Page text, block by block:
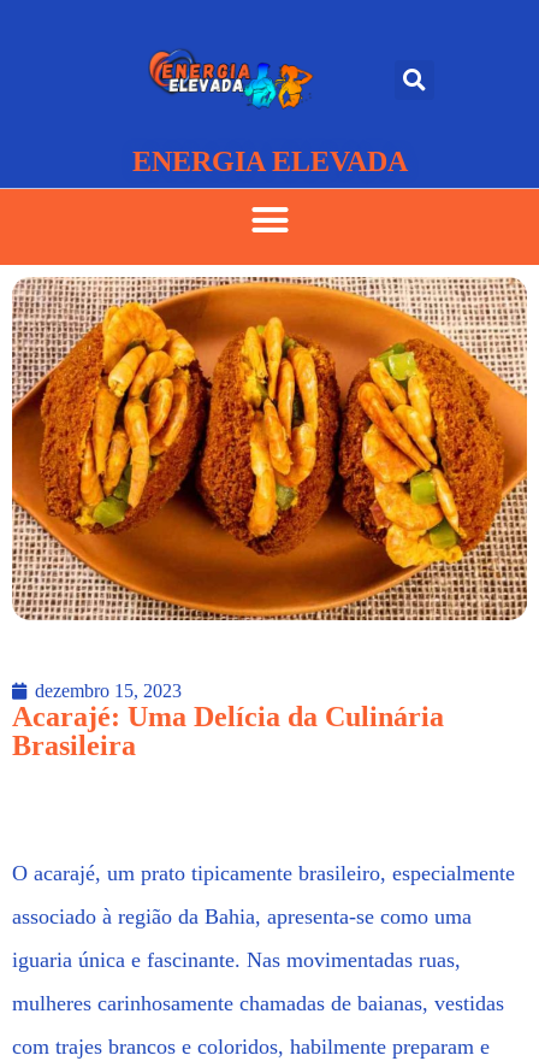
ENERGIA ELEVADA
dezembro 15, 2023
Acarajé: Uma Delícia da Culinária
Brasileira
O acarajé, um prato tipicamente brasileiro, especialmente
associado à região da Bahia, apresenta-se como uma
iguaria única e fascinante. Nas movimentadas ruas,
mulheres carinhosamente chamadas de baianas, vestidas
com trajes brancos e coloridos, habilmente preparam e